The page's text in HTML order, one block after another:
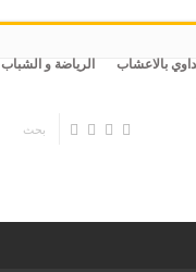
بالاعشاب الرياضة و الشباب